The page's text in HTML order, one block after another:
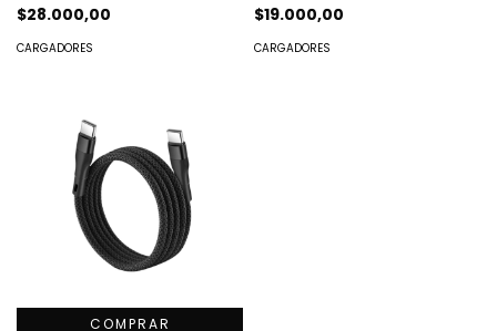
$28.000,00
CARGADORES
$19.000,00
CARGADORES